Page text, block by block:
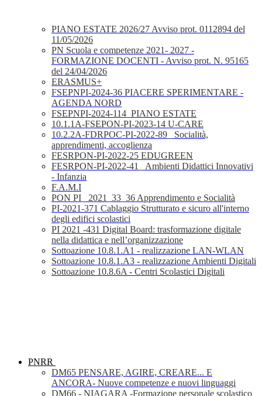
PIANO ESTATE 2026/27 Avviso prot. 0112894 del
11/05/2026
PN Scuola e competenze 2021- 2027 -
FORMAZIONE DOCENTI - Avviso prot. N. 95165
del 24/04/2026
ERASMUS+
FSEPNPI-2024-36 PIACERE SPERIMENTARE -
AGENDA NORD
FSEPNPI-2024-114_PIANO ESTATE
10.1.1A-FSEPON-PI-2023-14 U-CARE
10.2.2A-FDRPOC-PI-2022-89_ Socialità,
apprendimenti, accoglienza
FESRPON-PI-2022-25 EDUGREEN
FESRPON-PI-2022-41_ Ambienti Didattici Innovativi
- Infanzia
F.A.M.I
PON PI_ 2021_33_36 Apprendimento e Socialità
PI-2021-371 Cablaggio Strutturato e sicuro all'interno
degli edifici scolastici
PI 2021 -431 Digital Board: trasformazione digitale
nella didattica e nell’organizzazione
Sottoazione 10.8.1.A1 - realizzazione LAN-WLAN
Sottoazione 10.8.1.A3 - realizzazione Ambienti Digitali
Sottoazione 10.8.6A - Centri Scolastici Digitali
PNRR
DM65 PENSARE, AGIRE, CREARE... E
ANCORA- Nuove competenze e nuovi linguaggi
DM66 - NIAGARA -Formazione personale scolastico